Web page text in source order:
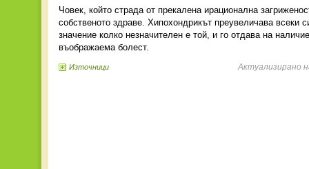
Човек, който страда от прекалена ирационална
собственото здраве. Хипохондрикът преувеличава всеки
значение колко незначителен е той, и го отдава на
въображаема болест.
Източници Актуализирано